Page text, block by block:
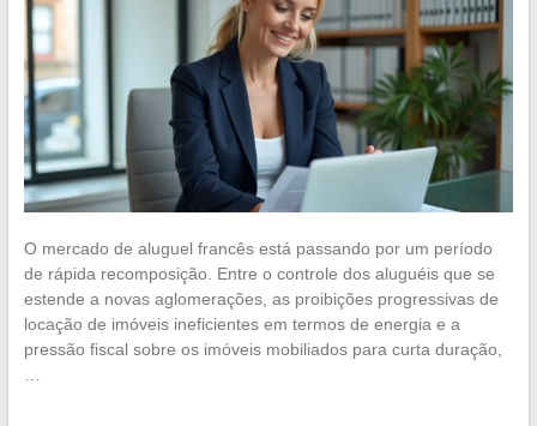
O mercado de aluguel francês está passando por um período
de rápida recomposição. Entre o controle dos aluguéis que se
estende a novas aglomerações, as proibições progressivas de
locação de imóveis ineficientes em termos de energia e a
pressão fiscal sobre os imóveis mobiliados para curta duração,